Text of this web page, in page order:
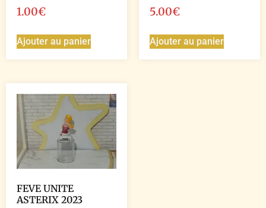
1.00€
Ajouter au panier
5.00€
Ajouter au panier
FEVE UNITE
ASTERIX 2023